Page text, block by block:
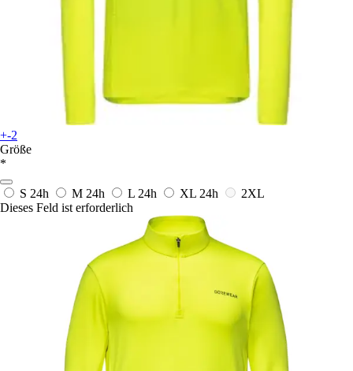
+-2
Größe
*
S 24h M 24h L 24h XL 24h
2XL
Dieses Feld ist erforderlich